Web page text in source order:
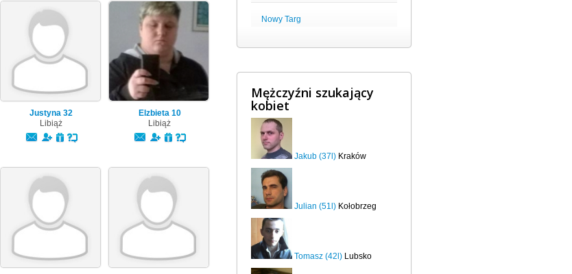
Justyna 32
Libiąż
Elzbieta 10
Libiąż
Nowy Targ
Mężczyźni szukający
kobiet
Jakub (37l) Kraków
Julian (51l) Kołobrzeg
Tomasz (42l) Lubsko